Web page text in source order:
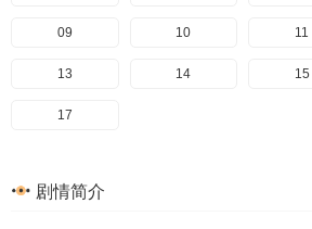
09 10 11
13 14 15
17
剧情简介